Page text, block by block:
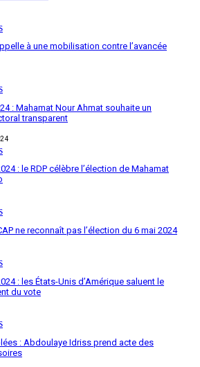
à une mobilisation contre l’avancée
: Mahamat Nour Ahmat souhaite un
transparent
: le RDP célèbre l’élection de Mahamat
ne reconnaît pas l’élection du 6 mai 2024
: les États-Unis d’Amérique saluent le
du vote
: Abdoulaye Idriss prend acte des